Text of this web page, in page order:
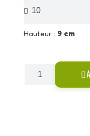
Hauteur : 9 cm